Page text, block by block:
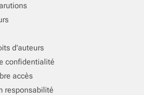
d'auteurs
confidentialité
accès
responsabilité